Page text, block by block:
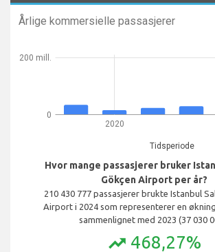
Årlige kommersielle passasjerer
2020
Tidsperiode
0
200 mill.
Hvor mange passasjerer bruker
Gökçen Airport per år?
210 430 777 passasjerer brukte Istanbul
Airport i 2024 som representerer en
sammenlignet med 2023 (37 030
trending_up 468,27%